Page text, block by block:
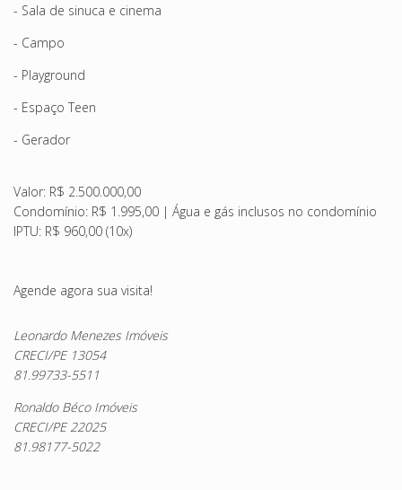
- Sala de sinuca e cinema
- Campo
- Playground
- Espaço Teen
- Gerador
Valor: R$ 2.500.000,00
Condomínio: R$ 1.995,00 | Água e gás inclusos no condomínio
IPTU: R$ 960,00 (10x)
Agende agora sua visita!
Leonardo Menezes Imóveis
CRECI/PE 13054
81.99733-5511
Ronaldo Béco Imóveis
CRECI/PE 22025
81.98177-5022